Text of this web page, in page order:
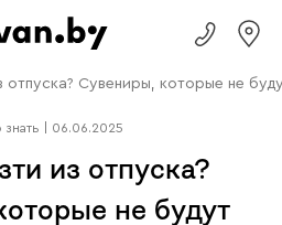
отпуска? Сувениры, которые не
06.06.2025
из отпуска?
не будут